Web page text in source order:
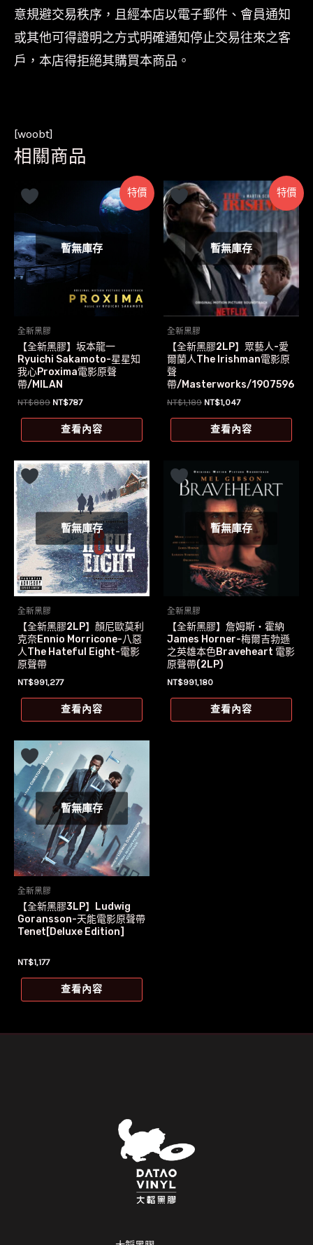
意規避交易秩序，且經本店以電子郵件、會員通知
或其他可得證明之方式明確通知停止交易往來之客
戶，本店得拒絕其購買本商品。
[woobt]
相關商品
特價
暫無庫存
全新黑膠
【全新黑膠】坂本龍一
Ryuichi Sakamoto-星星知
我心Proxima電影原聲
帶/MILAN
NT$889 原
格：
NT$787目
價
格：
查看內容
特價
暫無庫存
全新黑膠
【全新黑膠2LP】眾藝人-愛
爾蘭人The Irishman電影原
聲
帶/Masterworks/1907596
9471
NT$1,189 原
價
格：
NT$1,047目
價
格：
查看內容
暫無庫存
全新黑膠
【全新黑膠2LP】顏尼歐莫利
克奈Ennio Morricone-八惡
人The Hateful Eight-電影
原聲帶
NT$991,277
查看內容
暫無庫存
全新黑膠
【全新黑膠】詹姆斯‧霍納
James Horner-梅爾吉勃遜
之英雄本色Braveheart 電影
原聲帶(2LP)
NT$991,180
查看內容
暫無庫存
全新黑膠
【全新黑膠3LP】Ludwig
Goransson-天能電影原聲帶
Tenet[Deluxe Edition]
NT$1,177
查看內容